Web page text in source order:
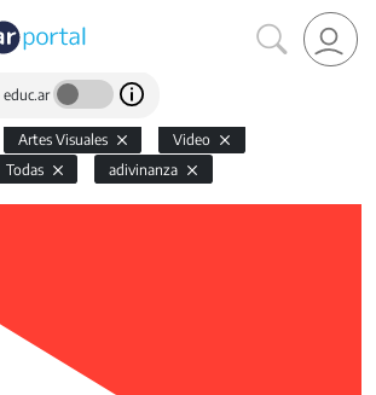
Artes Visuales
Video
Todas adivinanza